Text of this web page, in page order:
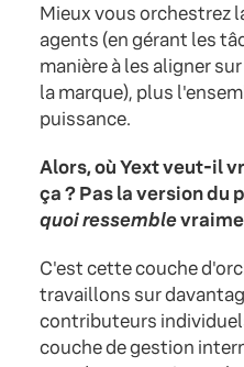
Mieux vous orchestrez
agents (en gérant les
manière à les aligner
la marque), plus
puissance.
Alors, où Yext veut-il
ça ? Pas la version du
quoi ressemble
C'est cette couche
travaillons sur
contributeurs
couche de gestion